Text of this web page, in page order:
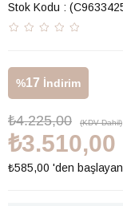
Stok Kodu
%17 İndirim
₺4.225,00 (KDV Dahil)
₺3.510,00
₺585,00 'den